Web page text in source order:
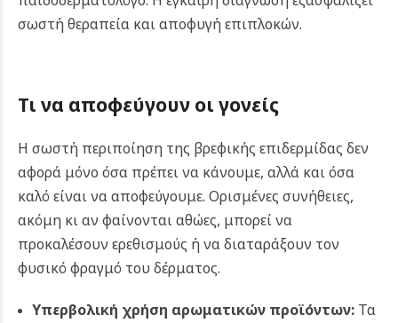
σωστή θεραπεία και αποφυγή επιπλοκών.
Τι να αποφεύγουν οι γονείς
Η σωστή περιποίηση της βρεφικής επιδερμίδας δεν
αφορά μόνο όσα πρέπει να κάνουμε, αλλά και όσα
καλό είναι να αποφεύγουμε. Ορισμένες συνήθειες,
ακόμη κι αν φαίνονται αθώες, μπορεί να
προκαλέσουν ερεθισμούς ή να διαταράξουν τον
φυσικό φραγμό του δέρματος.
Υπερβολική χρήση αρωματικών προϊόντων:Τα